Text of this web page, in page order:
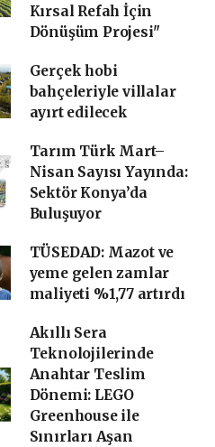
Kırsal Refah İçin
Dönüşüm Projesi"
Gerçek hobi
bahçeleriyle villalar
ayırt edilecek
Tarım Türk Mart–
Nisan Sayısı Yayında:
Sektör Konya’da
Buluşuyor
TÜSEDAD: Mazot ve
yeme gelen zamlar
maliyeti %1,77 artırdı
Akıllı Sera
Teknolojilerinde
Anahtar Teslim
Dönemi: LEGO
Greenhouse ile
Sınırları Aşan